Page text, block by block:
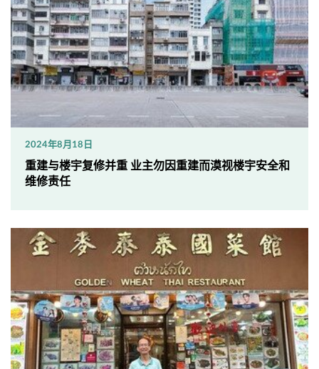
2024年8月18日
重建与楼宇复修并重 业主勿因重建而漠视楼宇安全和
维修责任